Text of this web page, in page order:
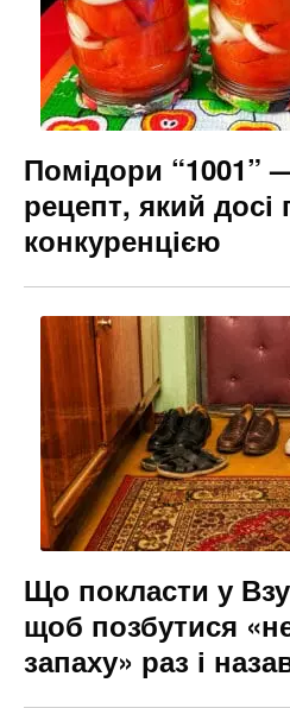
Помідори “1001”
рецепт, який досі
конкуренцією
Що покласти у
щоб позбутися
запаху» раз і